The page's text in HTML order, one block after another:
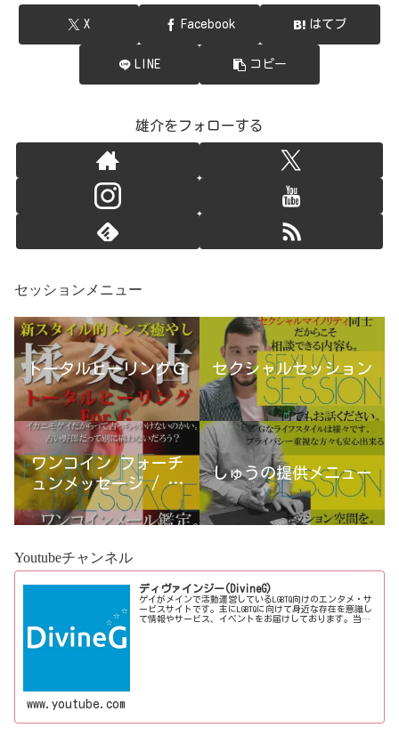
X Facebook はてブ
LINE コピー
雄介をフォローする
セッションメニュー
トータルヒーリングＧ セクシャルセッション
ワンコイン フォーチ
ュンメッセージ / 古
宮優雨
しゅうの提供メニュー
Youtubeチャンネル
ディヴァインジー(DivineG)
ゲイがメインで活動運営しているLGBTQ向けのエンタメ・サ
ービスサイトです。主にLGBTQに向けて身近な存在を意識し
て情報やサービス、イベントをお届けしております。当事
www.youtube.com